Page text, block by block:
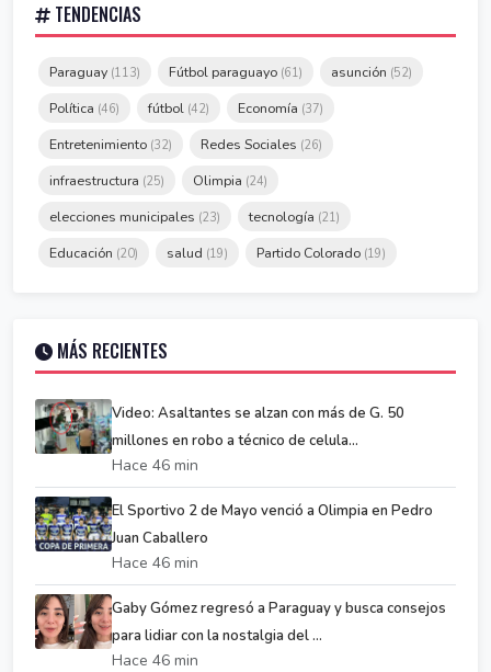
TENDENCIAS
Paraguay (113) Fútbol paraguayo (61) asunción (52)
Política (46) fútbol (42) Economía (37)
Entretenimiento (32) Redes Sociales (26)
infraestructura (25) Olimpia (24)
elecciones municipales (23) tecnología (21)
Educación (20) salud (19) Partido Colorado (19)
MÁS RECIENTES
Video: Asaltantes se alzan con más de G. 50
millones en robo a técnico de celula...
Hace 46 min
El Sportivo 2 de Mayo venció a Olimpia en Pedro
Juan Caballero
Hace 46 min
Gaby Gómez regresó a Paraguay y busca consejos
para lidiar con la nostalgia del ...
Hace 46 min